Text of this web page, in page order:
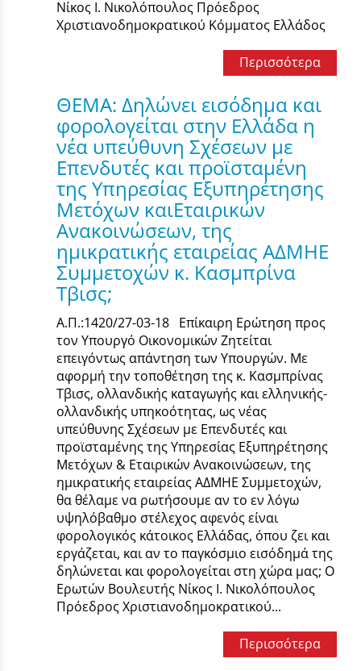
Νίκος Ι. Νικολόπουλος Πρόεδρος
Χριστιανοδημοκρατικού Κόμματος Ελλάδος
Περισσότερα
ΘΕΜΑ: Δηλώνει εισόδημα και
φορολογείται στην Ελλάδα η
νέα υπεύθυνη Σχέσεων με
Επενδυτές και προϊσταμένη
της Υπηρεσίας Εξυπηρέτησης
Μετόχων καιΕταιρικών
Ανακοινώσεων, της
ημικρατικής εταιρείας ΑΔΜΗΕ
Συμμετοχών κ. Κασμπρίνα
Τβισς;
Α.Π.:1420/27-03-18 Επίκαιρη Ερώτηση προς
τον Υπουργό Οικονομικών Ζητείται
επειγόντως απάντηση των Υπουργών. Με
αφορμή την τοποθέτηση της κ. Κασμπρίνας
Τβισς, ολλανδικής καταγωγής και ελληνικής-
ολλανδικής υπηκοότητας, ως νέας
υπεύθυνης Σχέσεων με Επενδυτές και
προϊσταμένης της Υπηρεσίας Εξυπηρέτησης
Μετόχων & Εταιρικών Ανακοινώσεων, της
ημικρατικής εταιρείας ΑΔΜΗΕ Συμμετοχών,
θα θέλαμε να ρωτήσουμε αν το εν λόγω
υψηλόβαθμο στέλεχος αφενός είναι
φορολογικός κάτοικος Ελλάδας, όπου ζει και
εργάζεται, και αν το παγκόσμιο εισόδημά της
δηλώνεται και φορολογείται στη χώρα μας; Ο
Ερωτών Βουλευτής Νίκος Ι. Νικολόπουλος
Πρόεδρος Χριστιανοδημοκρατικού...
Περισσότερα